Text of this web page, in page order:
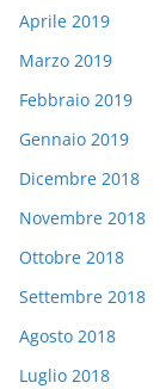
Aprile 2019
Marzo 2019
Febbraio 2019
Gennaio 2019
Dicembre 2018
Novembre 2018
Ottobre 2018
Settembre 2018
Agosto 2018
Luglio 2018